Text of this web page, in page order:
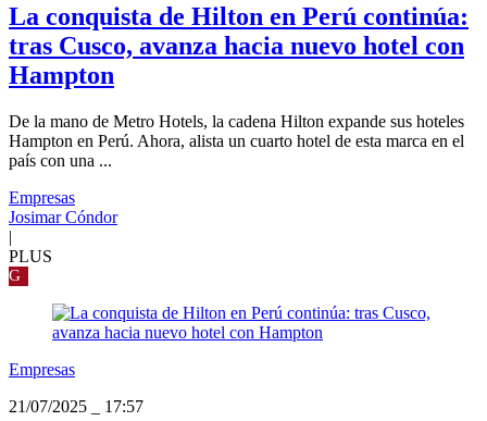
La conquista de Hilton en Perú continúa:
tras Cusco, avanza hacia nuevo hotel con
Hampton
De la mano de Metro Hotels, la cadena Hilton expande sus hoteles
Hampton en Perú. Ahora, alista un cuarto hotel de esta marca en el
país con una ...
Empresas
Josimar Cóndor
|
PLUS
G
Empresas
21/07/2025
17:57